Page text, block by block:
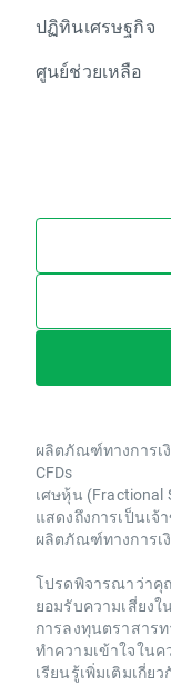
ปฏิทินเศรษฐกิจ
ศูนย์ช่วยเหลือ
ผลิตภัณฑ์ทางการเ
CFDs
เศษหุ้น
แสดงถึงการเป็นเจ้
ผลิตภัณฑ์ทางการเ
โปรดพิจารณาว่าคุ
ยอมรับความเสี่ยง
การลงทุนตราสาร
ทำความเข้าใจใน
เรียนรู้เพิ่มเติมเกี่